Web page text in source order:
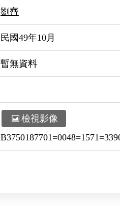
劉齊
民國49年10月
暫無資料
檢視影像